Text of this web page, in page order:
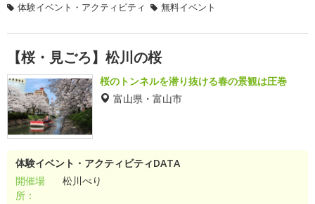
体験イベント・アクティビティ 無料イベント
【桜・見ごろ】松川の桜
桜のトンネルを潜り抜ける春の景観は圧巻
富山県・富山市
体験イベント・アクティビティDATA
開催場
所：
松川べり